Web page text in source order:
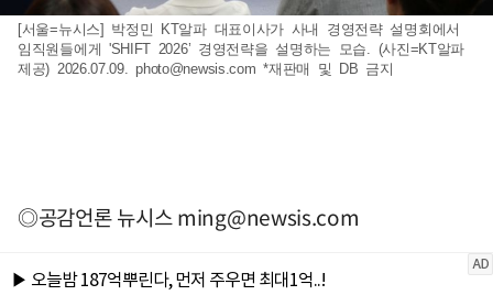
[서울=뉴시스] 박정민 KT알파 대표이사가 사내 경영전략 설명회에서
임직원들에게 'SHIFT 2026’ 경영전략을 설명하는 모습. (사진=KT알파
제공) 2026.07.09.photo@newsis.com *재판매 및 DB 금지
◎공감언론 뉴시스ming@newsis.com